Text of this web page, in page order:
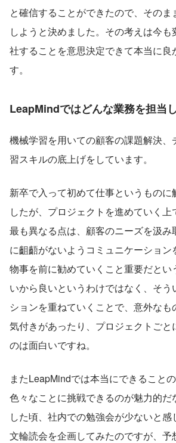
と確信することができたので、その
しようと決めました。その考えは今も
社することを意思決定できて本当に良
す。
LeapMindではどんな業務を担当
機械学習を用いての顧客の課題解決、
習スキルの底上げをしています。
新卒で入って初めて仕事というものに
したが、プロジェクトを進めていく上
最も異なる点は、顧客のニーズを汲
に齟齬がないようコミュニケーション
物事を前に勧めていくこと重要だとい
いから良いというわけではなく、そう
ションを重ねていくことで、意外なも
気付きがあったり、プロジェクトごと
のは面白いですね。
またLeapMindでは本当にできること
色々なことに挑戦できるのが魅力的だ
した頃、社内での勉強会が少ないと
文輪読会を企画してみたのですが、